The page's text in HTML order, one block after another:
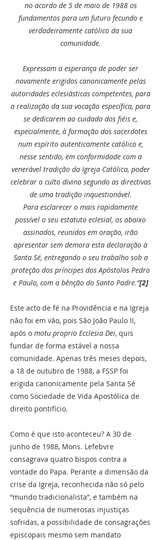
no acordo de 5 de maio de 1988 os
fundamentos para um futuro fecundo e
verdadeiramente católico da sua
comunidade.
Expressam a esperança de poder ser
novamente erigidos canonicamente pelas
autoridades eclesiásticas competentes, para
a realização da sua vocação específica, para
se dedicarem ao cuidado dos fiéis e,
especialmente, à formação dos sacerdotes
num espírito autenticamente católico e,
nesse sentido, em conformidade com a
venerável tradição da Igreja Católica, poder
celebrar o culto divino segundo as directivas
de uma tradição inquestionável.
Para esclarecer o mais rapidamente
possível o seu estatuto eclesial, os abaixo
assinados, reunidos em oração, irão
apresentar sem demora esta declaração à
Santa Sé, entregando o seu trabalho sob a
proteção dos príncipes dos Apóstolos Pedro
e Paulo, com a bênção do Santo Padre.”[2]
Este acto de fé na Providência e na Igreja
não foi em vão, pois São João Paulo II,
após o motu proprio Ecclesia Dei, quis
fundar de forma estável a nossa
comunidade. Apenas três meses depois,
a 18 de outubro de 1988, a FSSP foi
erigida canonicamente pela Santa Sé
como Sociedade de Vida Apostólica de
direito pontifício.
Como é que isto aconteceu? A 30 de
junho de 1988, Mons. Lefebvre
consagrava quatro bispos contra a
vontade do Papa. Perante a dimensão da
crise da Igreja, reconhecida não só pelo
“mundo tradicionalista”, e também na
sequência de numerosas injustiças
sofridas, a possibilidade de consagrações
episcopais mesmo sem mandato